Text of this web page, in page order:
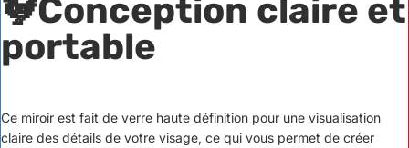
🐓Conception claire et
portable
Ce miroir est fait de verre haute définition pour une visualisation
claire des détails de votre visage, ce qui vous permet de créer